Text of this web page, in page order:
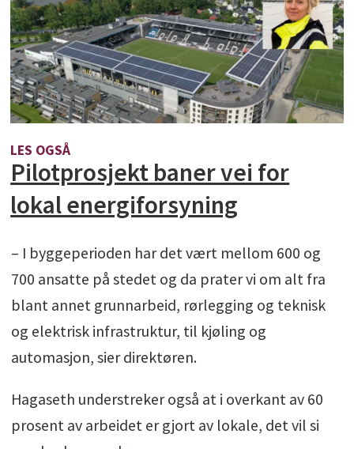
LES OGSÅ
Pilotprosjekt baner vei for
lokal energiforsyning
– I byggeperioden har det vært mellom 600 og
700 ansatte på stedet og da prater vi om alt fra
blant annet grunnarbeid, rørlegging og teknisk
og elektrisk infrastruktur, til kjøling og
automasjon, sier direktøren.
Hagaseth understreker også at i overkant av 60
prosent av arbeidet er gjort av lokale, det vil si